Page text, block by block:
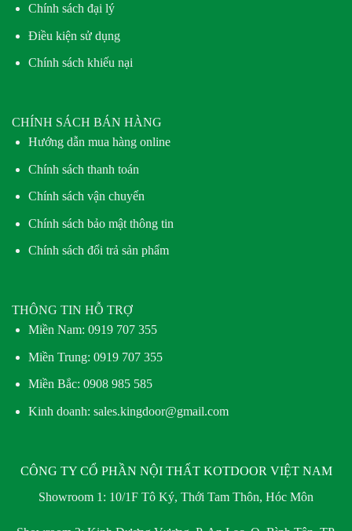
Chính sách đại lý
Điều kiện sử dụng
Chính sách khiếu nại
CHÍNH SÁCH BÁN HÀNG
Hướng dẫn mua hàng online
Chính sách thanh toán
Chính sách vận chuyển
Chính sách bảo mật thông tin
Chính sách đổi trả sản phẩm
THÔNG TIN HỖ TRỢ
Miền Nam: 0919 707 355
Miền Trung: 0919 707 355
Miền Bắc: 0908 985 585
Kinh doanh: sales.kingdoor@gmail.com
CÔNG TY CỔ PHẦN NỘI THẤT KOTDOOR VIỆT NAM
Showroom 1: 10/1F Tô Ký, Thới Tam Thôn, Hóc Môn